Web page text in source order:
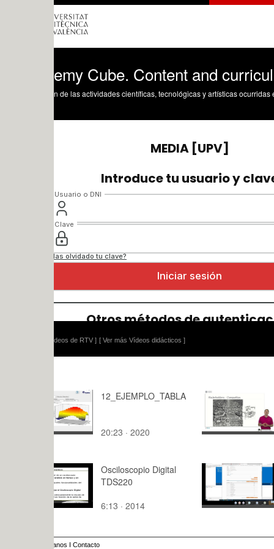
Cube. Content and curricula (esp)
de las actividades científicas, tecnológicas y artísticas ocurridas en los tres
[ Ver más Vídeos didácticos ]
12_EJEMPLO_TABLA
20:23 · 2020
compañías
3:30 · 2015
Osciloscopio Digital
TDS220
6:13 · 2014
Práctica
en FSD.
114:14 ·